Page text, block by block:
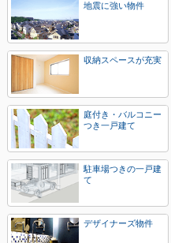
地震に強い物件
収納スペースが充実
庭付き・バルコニー
つき一戸建て
駐車場つきの一戸建
て
デザイナーズ物件